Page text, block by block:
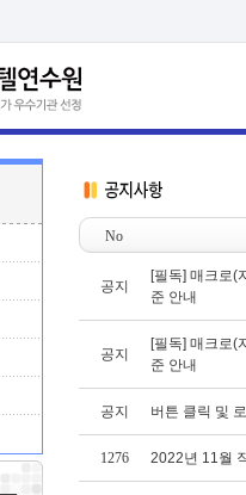
No
공지
[필독] 매크로(
준 안내
공지
[필독] 매크로(
준 안내
공지 버튼 클릭 및
1276 2022년 11월